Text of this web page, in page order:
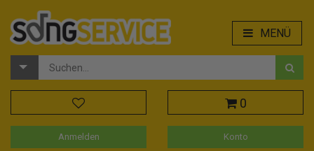
MENÜ
0
Anmelden Konto